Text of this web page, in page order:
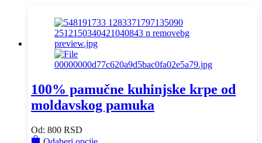
100% pamučne kuhinjske krpe od
moldavskog pamuka
Od: 800 RSD
This